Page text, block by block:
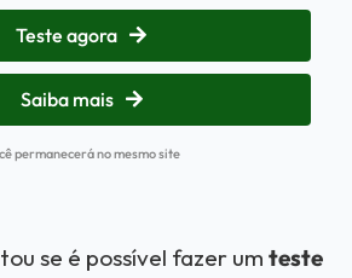
Teste agora
Saiba mais
permanecerá no mesmo site
se é possível fazer um teste